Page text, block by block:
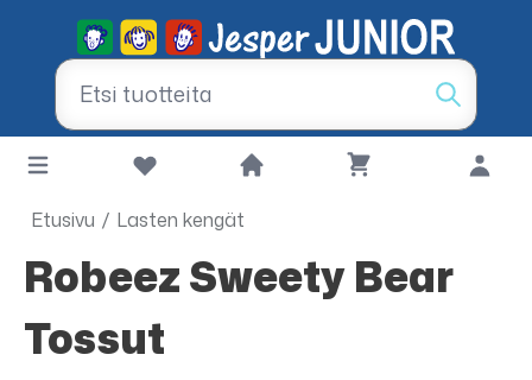
Etusivu / Lasten kengät
Robeez Sweety Bear
Tossut